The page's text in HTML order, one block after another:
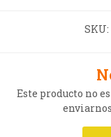
SKU:
Este producto no